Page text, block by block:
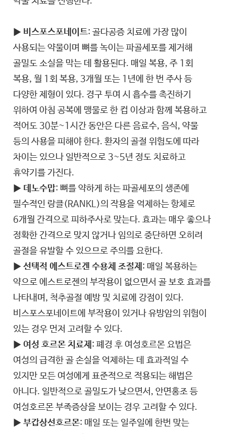
▶ 비스포스포네이트: 골다공증 치료에 가장 많이
사용되는 약물이며 뼈를 녹이는 파골세포를 제거해
골밀도 소실을 막는 데 활용된다. 매일 복용, 주 1회
복용, 월 1회 복용, 3개월 또는 1년에 한 번 주사 등
다양한 제형이 있다. 경구 투여 시 흡수를 촉진하기
위하여 아침 공복에 맹물로 한 컵 이상과 함께 복용하고
적어도 30분~1시간 동안은 다른 음료수, 음식, 약물
등의 사용을 피해야 한다. 환자의 골절 위험도에 따라
차이는 있으나 일반적으로 3~5년 정도 치료하고
휴약기를 가진다.
▶ 데노수맙: 뼈를 약하게 하는 파골세포의 생존에
필수적인 랑클(RANKL)의 작용을 억제하는 항체로
6개월 간격으로 피하주사로 맞는다. 효과는 매우 좋으나
정확한 간격으로 맞지 않거나 임의로 중단하면 오히려
골절을 유발할 수 있으므로 주의를 요한다.
▶선택적 에스트로겐 수용체 조절제 : 매일 복용하는
약으로 에스트로젠의 부작용이 없으면서 골 보호 효과를
나타내며, 척추골절 예방 및 치료에 강점이 있다.
비스포스포네이트에 부작용이 있거나 유방암의 위험이
있는 경우 먼저 고려할 수 있다.
▶여성 호르몬 치료제 : 폐경 후 여성호르몬 요법은
여성의 급격한 골 손실을 억제하는 데 효과적일 수
있지만 모든 여성에게 표준적으로 적용되는 해법은
아니다. 일반적으로 골밀도가 낮으면서, 안면홍조 등
여성호르몬 부족증상을 보이는 경우 고려할 수 있다.
▶부갑상선호르몬: 매일 또는 일주일에 한번 맞는